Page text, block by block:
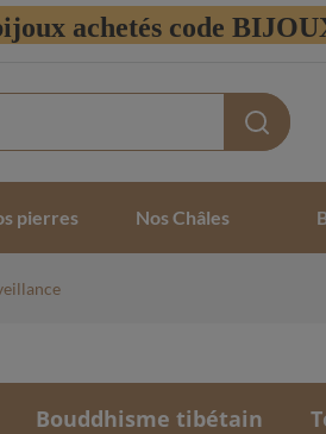
achetés code
pierres Nos Châles
Bouddhisme tibétain